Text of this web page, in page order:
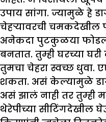
उपाय सांगा. ज्यामुळे हे
चेहऱ्यावरची चमकदेखील
अनेकदा पुटकुळया
बनतात. तुम्ही घरच्या
तुमचा चेहरा स्वच्छ
शकता. असं केल्यामुळे
असं झालं नाही तर तुम्ही
थेरेपीच्या सीटिंगदेखील